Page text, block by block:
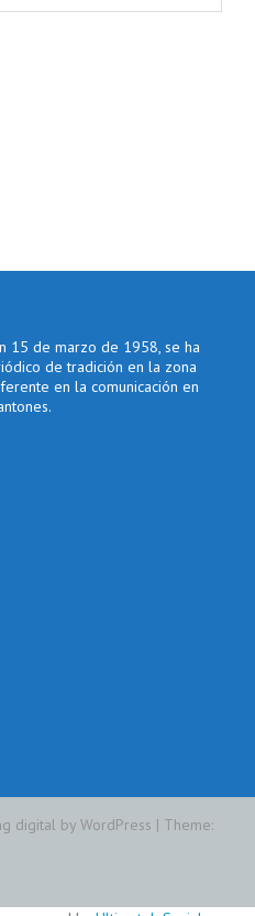
15 de marzo de 1958, se ha
de tradición en la zona
en la comunicación en
digital by WordPress | Theme: